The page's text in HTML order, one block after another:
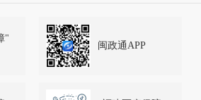
"
闽政通APP